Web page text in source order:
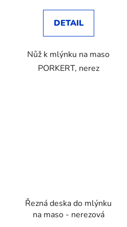
DETAIL
Nůž k mlýnku na maso
PORKERT, nerez
Řezná deska do mlýnku
na maso - nerezová